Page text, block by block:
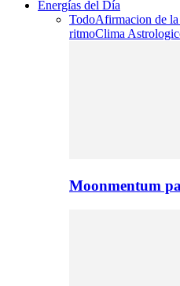
Energías del Día
TodoAfirmacion de la
ritmoClima
Moonmentum